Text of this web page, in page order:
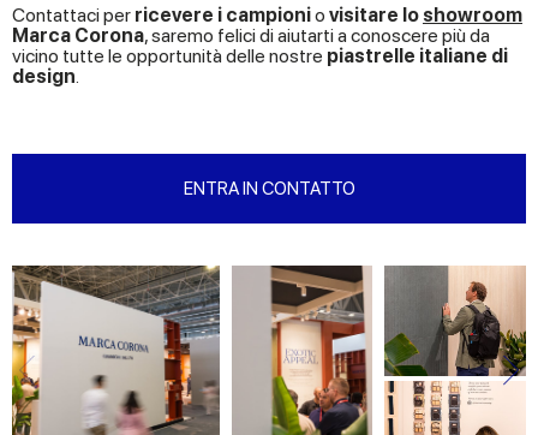
Contattaci per ricevere i campionio visitare lo showroom
Marca Corona, saremo felici di aiutarti a conoscere più da
vicino tutte le opportunità delle nostre piastrelle italiane di
design.
ENTRA IN CONTATTO